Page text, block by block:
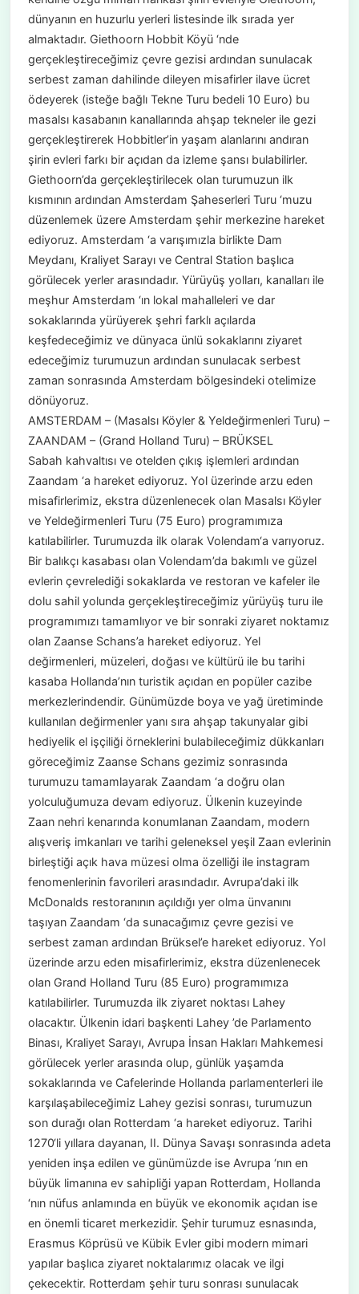
dünyanın en huzurlu yerleri listesinde ilk sırada yer
almaktadır. Giethoorn Hobbit Köyü ‘nde
gerçekleştireceğimiz çevre gezisi ardından sunulacak
serbest zaman dahilinde dileyen misafirler ilave ücret
ödeyerek (isteğe bağlı Tekne Turu bedeli 10 Euro) bu
masalsı kasabanın kanallarında ahşap tekneler ile gezi
gerçekleştirerek Hobbitler’in yaşam alanlarını andıran
şirin evleri farkı bir açıdan da izleme şansı bulabilirler.
Giethoorn’da gerçekleştirilecek olan turumuzun ilk
kısmının ardından Amsterdam Şaheserleri Turu ‘muzu
düzenlemek üzere Amsterdam şehir merkezine hareket
ediyoruz. Amsterdam ‘a varışımızla birlikte Dam
Meydanı, Kraliyet Sarayı ve Central Station başlıca
görülecek yerler arasındadır. Yürüyüş yolları, kanalları ile
meşhur Amsterdam ‘ın lokal mahalleleri ve dar
sokaklarında yürüyerek şehri farklı açılarda
keşfedeceğimiz ve dünyaca ünlü sokaklarını ziyaret
edeceğimiz turumuzun ardından sunulacak serbest
zaman sonrasında Amsterdam bölgesindeki otelimize
dönüyoruz.
AMSTERDAM – (Masalsı Köyler & Yeldeğirmenleri Turu) –
ZAANDAM – (Grand Holland Turu) – BRÜKSEL
Sabah kahvaltısı ve otelden çıkış işlemleri ardından
Zaandam ‘a hareket ediyoruz. Yol üzerinde arzu eden
misafirlerimiz, ekstra düzenlenecek olan Masalsı Köyler
ve Yeldeğirmenleri Turu (75 Euro) programımıza
katılabilirler. Turumuzda ilk olarak Volendam‘a varıyoruz.
Bir balıkçı kasabası olan Volendam’da bakımlı ve güzel
evlerin çevrelediği sokaklarda ve restoran ve kafeler ile
dolu sahil yolunda gerçekleştireceğimiz yürüyüş turu ile
programımızı tamamlıyor ve bir sonraki ziyaret noktamız
olan Zaanse Schans’a hareket ediyoruz. Yel
değirmenleri, müzeleri, doğası ve kültürü ile bu tarihi
kasaba Hollanda’nın turistik açıdan en popüler cazibe
merkezlerindendir. Günümüzde boya ve yağ üretiminde
kullanılan değirmenler yanı sıra ahşap takunyalar gibi
hediyelik el işçiliği örneklerini bulabileceğimiz dükkanları
göreceğimiz Zaanse Schans gezimiz sonrasında
turumuzu tamamlayarak Zaandam ‘a doğru olan
yolculuğumuza devam ediyoruz. Ülkenin kuzeyinde
Zaan nehri kenarında konumlanan Zaandam, modern
alışveriş imkanları ve tarihi geleneksel yeşil Zaan evlerinin
birleştiği açık hava müzesi olma özelliği ile instagram
fenomenlerinin favorileri arasındadır. Avrupa’daki ilk
McDonalds restoranının açıldığı yer olma ünvanını
taşıyan Zaandam ‘da sunacağımız çevre gezisi ve
serbest zaman ardından Brüksel’e hareket ediyoruz. Yol
üzerinde arzu eden misafirlerimiz, ekstra düzenlenecek
olan Grand Holland Turu (85 Euro) programımıza
katılabilirler. Turumuzda ilk ziyaret noktası Lahey
olacaktır. Ülkenin idari başkenti Lahey ’de Parlamento
Binası, Kraliyet Sarayı, Avrupa İnsan Hakları Mahkemesi
görülecek yerler arasında olup, günlük yaşamda
sokaklarında ve Cafelerinde Hollanda parlamenterleri ile
karşılaşabileceğimiz Lahey gezisi sonrası, turumuzun
son durağı olan Rotterdam ‘a hareket ediyoruz. Tarihi
1270‘li yıllara dayanan, II. Dünya Savaşı sonrasında adeta
yeniden inşa edilen ve günümüzde ise Avrupa ‘nın en
büyük limanına ev sahipliği yapan Rotterdam, Hollanda
‘nın nüfus anlamında en büyük ve ekonomik açıdan ise
en önemli ticaret merkezidir. Şehir turumuz esnasında,
Erasmus Köprüsü ve Kübik Evler gibi modern mimari
yapılar başlıca ziyaret noktalarımız olacak ve ilgi
çekecektir. Rotterdam şehir turu sonrası sunulacak